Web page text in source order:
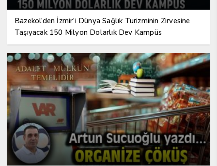
Bazekol’den İzmir’i Dünya Sağlık Turizminin Zirvesine
Taşıyacak 150 Milyon Dolarlık Dev Kampüs